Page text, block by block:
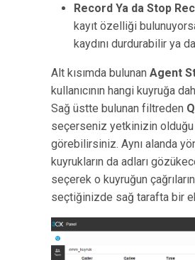
Record Ya da Stop
kayıt özelliği
kaydını durdurabilir ya
Alt kısımda bulunan Agent
kullanıcının hangi kuyruğa
Sağ üstte bulunan filtreden
seçerseniz yetkinizin olduğu
görebilirsiniz. Aynı alanda
kuyrukların da adları
seçerek o kuyruğun
seçtiğinizde sağ tarafta bir